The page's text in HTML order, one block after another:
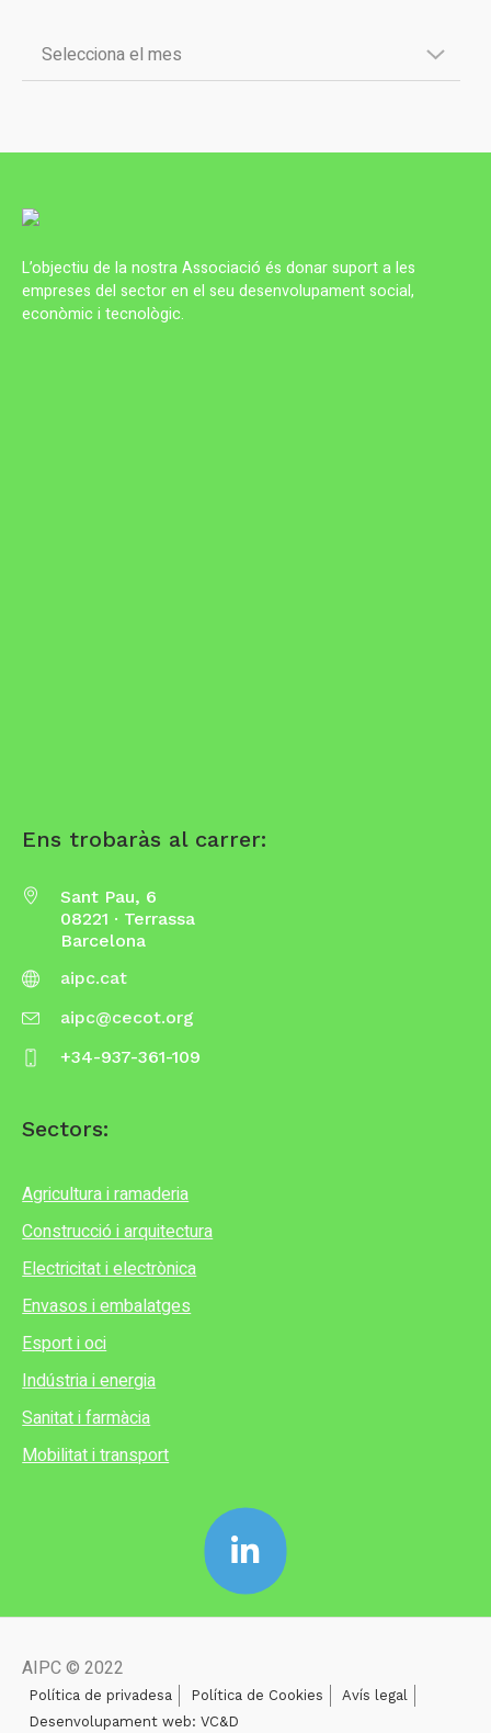
L’objectiu de la nostra Associació és donar suport a les
empreses del sector en el seu desenvolupament social,
econòmic i tecnològic.
Ens trobaràs al carrer:
Sant Pau, 6
08221 · Terrassa
Barcelona
aipc.cat
aipc@cecot.org
+34-937-361-109
Sectors:
Agricultura i ramaderia
Construcció i arquitectura
Electricitat i electrònica
Envasos i embalatges
Esport i oci
Indústria i energia
Sanitat i farmàcia
Mobilitat i transport
AIPC © 2022
Política de privadesa Política de Cookies
Avís legal
Desenvolupament web: VC&D